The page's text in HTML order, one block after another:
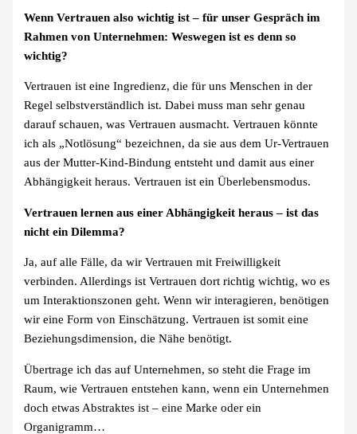
Wenn Vertrauen also wichtig ist – für unser Gespräch im
Rahmen von Unternehmen: Weswegen ist es denn so
wichtig?
Vertrauen ist eine Ingredienz, die für uns Menschen in der
Regel selbstverständlich ist. Dabei muss man sehr genau
darauf schauen, was Vertrauen ausmacht. Vertrauen könnte
ich als „Notlösung“ bezeichnen, da sie aus dem Ur-Vertrauen
aus der Mutter-Kind-Bindung entsteht und damit aus einer
Abhängigkeit heraus. Vertrauen ist ein Überlebensmodus.
Vertrauen lernen aus einer Abhängigkeit heraus – ist das
nicht ein Dilemma?
Ja, auf alle Fälle, da wir Vertrauen mit Freiwilligkeit
verbinden. Allerdings ist Vertrauen dort richtig wichtig, wo es
um Interaktionszonen geht. Wenn wir interagieren, benötigen
wir eine Form von Einschätzung. Vertrauen ist somit eine
Beziehungsdimension, die Nähe benötigt.
Übertrage ich das auf Unternehmen, so steht die Frage im
Raum, wie Vertrauen entstehen kann, wenn ein Unternehmen
doch etwas Abstraktes ist – eine Marke oder ein
Organigramm…